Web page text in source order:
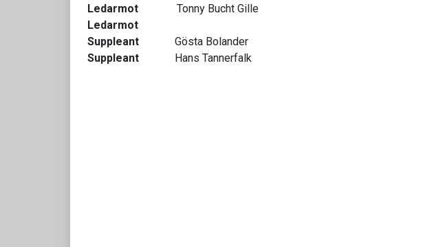
Ledarmot Tonny Bucht Gille
Ledarmot
Suppleant
Gösta Bolander
Suppleant
Hans Tannerfalk